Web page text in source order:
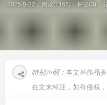
2025-5-22 阅读(1165) 评论(3)
特别声明： 本文丛作品
在文末标注，如有侵权，